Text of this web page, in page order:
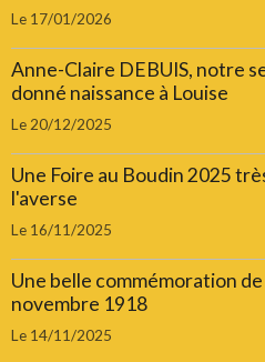
Le 17/01/2026
Anne-Claire DEBUIS, notre
donné naissance à Louise
Le 20/12/2025
Une Foire au Boudin 2025
l'averse
Le 16/11/2025
Une belle commémoration
novembre 1918
Le 14/11/2025